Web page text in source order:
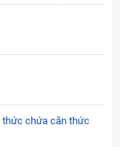
thức chứa căn thức